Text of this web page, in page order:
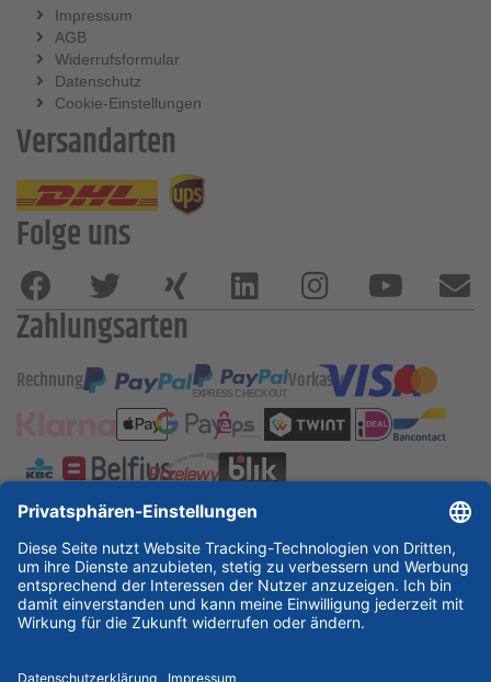
Impressum
AGB
Widerrufsformular
Datenschutz
Cookie-Einstellungen
Versandarten
Folge uns
Zahlungsarten
Rechnung Vorkasse
ESSKA International
new
new new